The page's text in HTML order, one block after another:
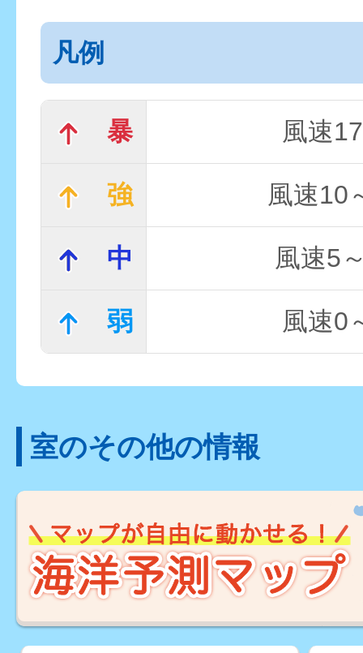
凡例
暴 風速
強 風速10
中 風速5
弱 風速0
室のその他の情報